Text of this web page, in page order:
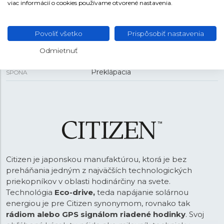
MATERIÁL REMIENKA
FARBA REMIENKA
SPONA Preklápacia
Citizen je japonskou manufaktúrou, ktorá je bez
preháňania jedným z najväčších technologických
priekopníkov v oblasti hodinárčiny na svete.
Technológia Eco-drive, teda napájanie solárnou
energiou je pre Citizen synonymom, rovnako tak
rádiom alebo GPS signálom riadené hodinky. Svoj
viac informácií o cookies používame otvorené nastavenia.
Povoliť všetko Prispôsobiť nastavenia
Odmietnuť